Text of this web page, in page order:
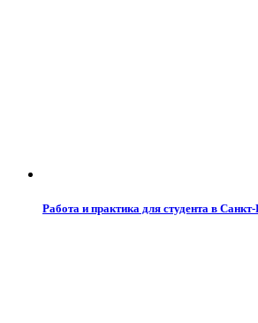
Работа и практика для студента в